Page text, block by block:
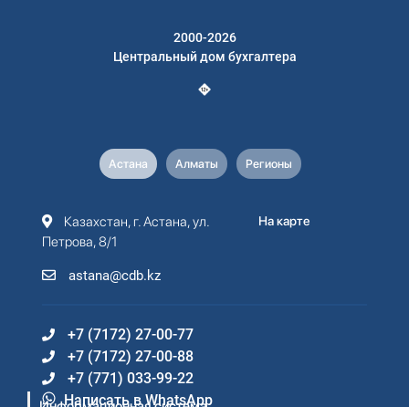
2000-2026
Центральный дом бухгалтера
Астана Алматы Регионы
Казахстан, г. Астана, ул.
Петрова, 8/1
astana@cdb.kz
На карте
+7 (7172) 27-00-77
+7 (7172) 27-00-88
+7 (771) 033-99-22
Написать в WhatsApp